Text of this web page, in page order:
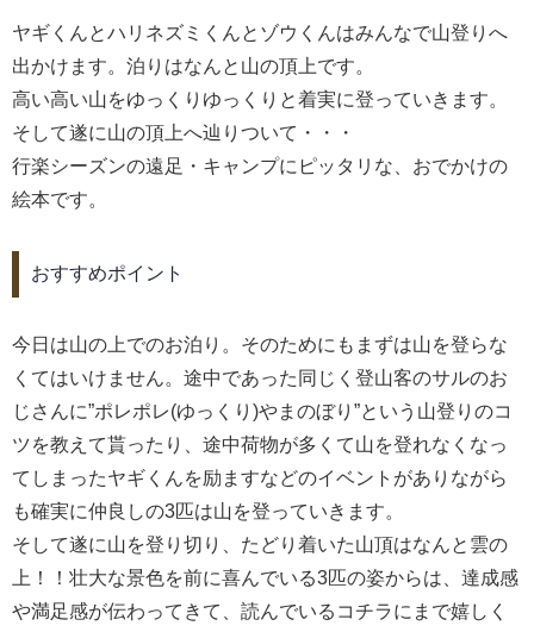
ヤギくんとハリネズミくんとゾウくんはみんなで山登りへ
出かけます。泊りはなんと山の頂上です。
高い高い山をゆっくりゆっくりと着実に登っていきます。
そして遂に山の頂上へ辿りついて・・・
行楽シーズンの遠足・キャンプにピッタリな、おでかけの
絵本です。
おすすめポイント
今日は山の上でのお泊り。そのためにもまずは山を登らな
くてはいけません。途中であった同じく登山客のサルのお
じさんに”ポレポレ(ゆっくり)やまのぼり”という山登りのコ
ツを教えて貰ったり、途中荷物が多くて山を登れなくなっ
てしまったヤギくんを励ますなどのイベントがありながら
も確実に仲良しの3匹は山を登っていきます。
そして遂に山を登り切り、たどり着いた山頂はなんと雲の
上！！壮大な景色を前に喜んでいる3匹の姿からは、達成感
や満足感が伝わってきて、読んでいるコチラにまで嬉しく